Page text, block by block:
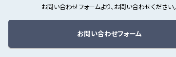
お問い合わせフォームより、お問い合わせください。
お問い合わせフォーム